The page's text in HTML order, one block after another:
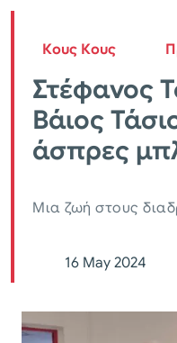
Κους Κους
Στέφανος
Βάιος
άσπρες
Μια ζωή στους
16 May 2024